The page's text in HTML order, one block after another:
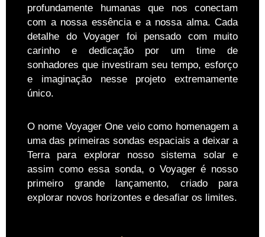
profundamente humanas que nos conectam
com a nossa essência e a nossa alma. Cada
detalhe do Voyager foi pensado com muito
carinho e dedicação por um time de
sonhadores que investiram seu tempo, esforço
e imaginação nesse projeto extremamente
único.
O nome Voyager One veio como homenagem a
uma das primeiras sondas espaciais a deixar a
Terra para explorar nosso sistema solar e
assim como essa sonda, o Voyager é nosso
primeiro grande lançamento, criado para
explorar novos horizontes e desafiar os limites.